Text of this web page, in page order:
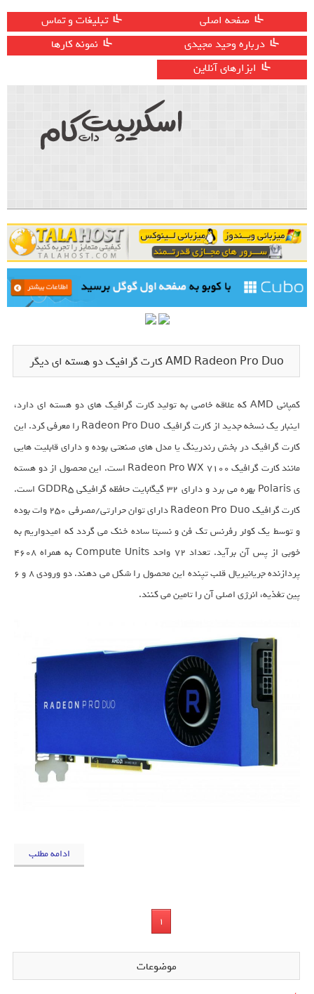
صفحه اصلی
تبلیغات و تماس
درباره وحید مجیدی
نمونه کارها
ابزارهای آنلاین
AMD Radeon Pro Duo کارت گرافیک دو هسته ای دیگر
کمپانی AMD که علاقه خاصی به تولید کارت گرافیک های دو هسته ای دارد،
اینبار یک نسخه جدید از کارت گرافیک Radeon Pro Duo را معرفی کرد. این
کارت گرافیک در بخش رندرینگ یا مدل های صنعتی بوده و دارای قابلیت هایی
مانند کارت گرافیک Radeon Pro WX 7100 است. این محصول از دو هسته
ی Polaris بهره می برد و دارای 32 گیگابایت حافظه گرافیکی GDDR5 است.
کارت گرافیک Radeon Pro Duo دارای توان حرارتی/مصرفی 250 وات بوده
و توسط یک کولر رفرنس تک فن و نسبتا ساده خنک می گردد که امیدواریم به
خوبی از پس آن برآید. تعداد 72 واحد Compute Units به همراه 4608
پردازنده جریانیریال قلب تپنده این محصول را شکل می دهند. دو ورودی 8 و 6
پین تغذیه، انرژی اصلی آن را تامین می کنند.
ادامه مطلب
1
موضوعات